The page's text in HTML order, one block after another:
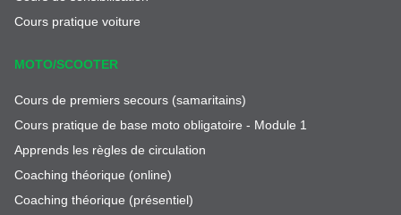
Cours pratique voiture
MOTO/SCOOTER
Cours de premiers secours (samaritains)
Cours pratique de base moto obligatoire - Module 1
Apprends les règles de circulation
Coaching théorique (online)
Coaching théorique (présentiel)